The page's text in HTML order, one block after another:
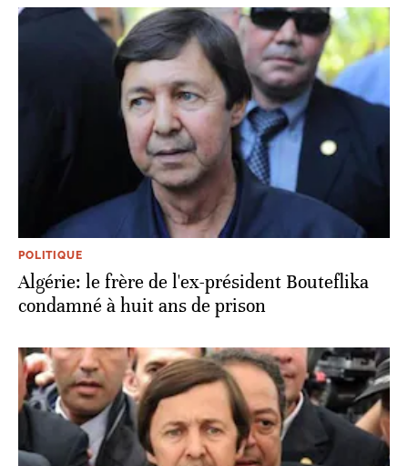
POLITIQUE
Algérie: le frère de l'ex-président Bouteflika
condamné à huit ans de prison